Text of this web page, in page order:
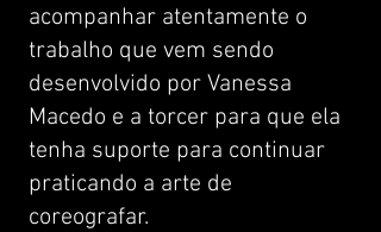
acompanhar atentamente o
trabalho que vem sendo
desenvolvido por Vanessa
Macedo e a torcer para que ela
tenha suporte para continuar
praticando a arte de
coreografar.